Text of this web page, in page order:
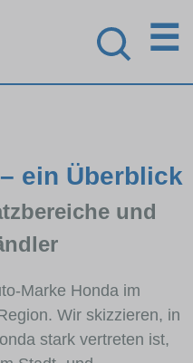
☰
ein Überblick
und
Marke Honda im
Wir skizzieren, in
stark vertreten ist,